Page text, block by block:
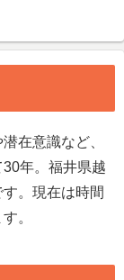
在意識など、
年。福井県越
。現在は時間
。